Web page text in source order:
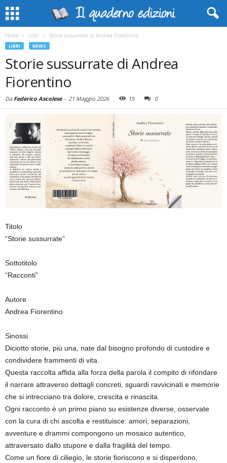
Home Libri Storie sussurrate di Andrea Fiorentino
LIBRI NEWS
Storie sussurrate di Andrea
Fiorentino
Da Federico Ascolese- 21 Maggio 2026 15 0
Titolo
“Storie sussurrate”
Sottotitolo
“Racconti”
Autore
Andrea Fiorentino
Sinossi
Diciotto storie, più una, nate dal bisogno profondo di custodire e
condividere frammenti di vita.
Questa raccolta affida alla forza della parola il compito di rifondare
il narrare attraverso dettagli concreti, sguardi ravvicinati e memorie
che si intrecciano tra dolore, crescita e rinascita.
Ogni racconto è un primo piano su esistenze diverse, osservate
con la cura di chi ascolta e restituisce: amori, separazioni,
avventure e drammi compongono un mosaico autentico,
attraversato dallo stupore e dalla fragilità del tempo.
Come un fiore di ciliegio, le storie fioriscono e si disperdono,